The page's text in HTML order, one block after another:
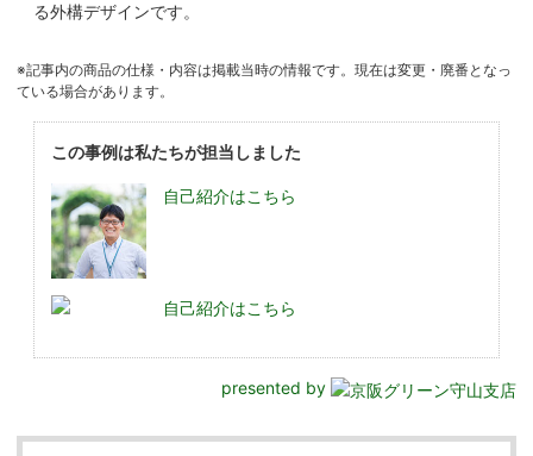
る外構デザインです。
※記事内の商品の仕様・内容は掲載当時の情報です。現在は変更・廃番となっ
ている場合があります。
この事例は私たちが担当しました
自己紹介はこちら
自己紹介はこちら
presented by